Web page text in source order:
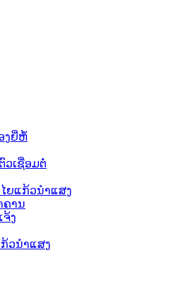
ງຍີ່ຫໍ້
ວເຊື່ອມຕໍ່
ຍແກ້ວນຳແສງ
ຄານ
ຈ້ງ
ວນຳແສງ